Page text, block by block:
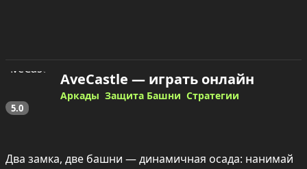
5.0
AveCastle — играть онлайн
Аркады Защита Башни Стратегии
Два замка, две башни — динамичная осада: нанимай